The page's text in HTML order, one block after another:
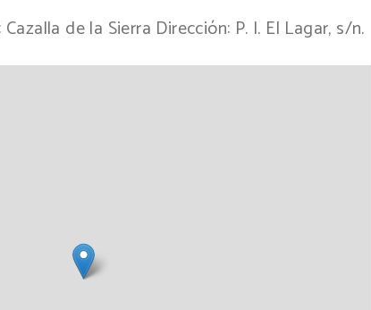
Cazalla de la Sierra Dirección: P. I. El Lagar, s/n.